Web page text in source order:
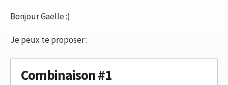
Bonjour Gaëlle :)
Je peux te proposer :
Combinaison #1